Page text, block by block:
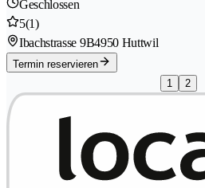
Geschlossen
5(1)
Ibachstrasse 9B4950 Huttwil
Termin reservieren
1
2